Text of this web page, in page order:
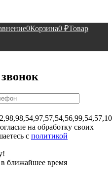
0Корзина0 ₽Товар
на обработку своих
с политикой
ближайшее время